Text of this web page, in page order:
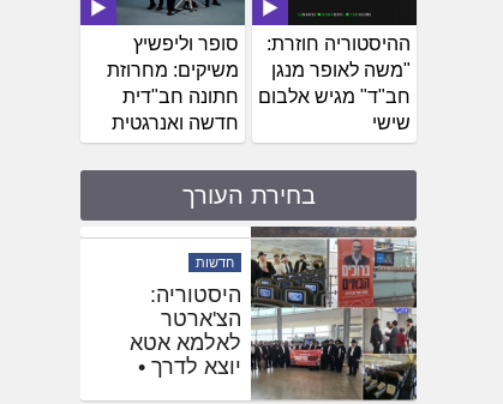
סופר וליפשיץ
משיקים: מחרוזת
חתונה חב"דית
חדשה ואנרגטית
ההיסטוריה חוזרת:
"משה לאופר מנגן
חב"ד" מגיש אלבום
שישי
בחירת העורך
חדשות
באוקראינה
הגיעו לחזק את
השליח
בהאדיטש